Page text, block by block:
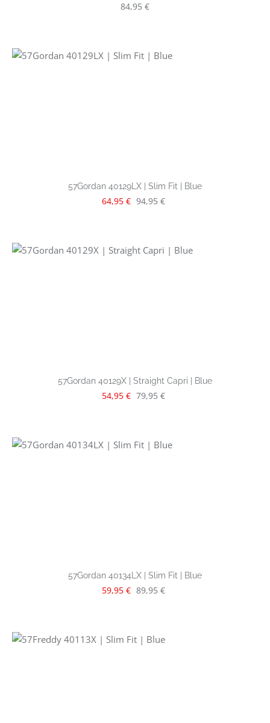
Regulärer Preis:
84,95 €
57Gordan 40129LX | Slim Fit | Blue
Verkaufspreis:
64,95 € Regulärer Preis:
94,95 €
57Gordan 40129X | Straight Capri | Blue
Verkaufspreis:
54,95 € Regulärer Preis:
79,95 €
57Gordan 40134LX | Slim Fit | Blue
Verkaufspreis:
59,95 € Regulärer Preis:
89,95 €